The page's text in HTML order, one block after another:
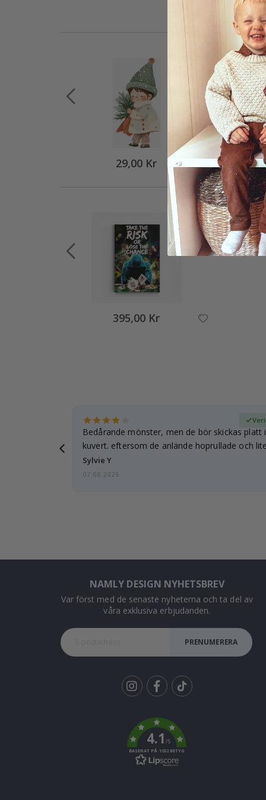
29,00 Kr
395,00 Kr
Bedårande mönster, men de bör skickas platt
kuvert. eftersom de anlände hoprullade och
…
Sylvie Y
07.08.2026
NAMLY DESIGN NYHETSBREV
Var först med de senaste nyheterna och ta del av
våra exklusiva erbjudanden.
PRENUMERERA
k
4.1/5
BASERAT PÅ 1032 BETYG